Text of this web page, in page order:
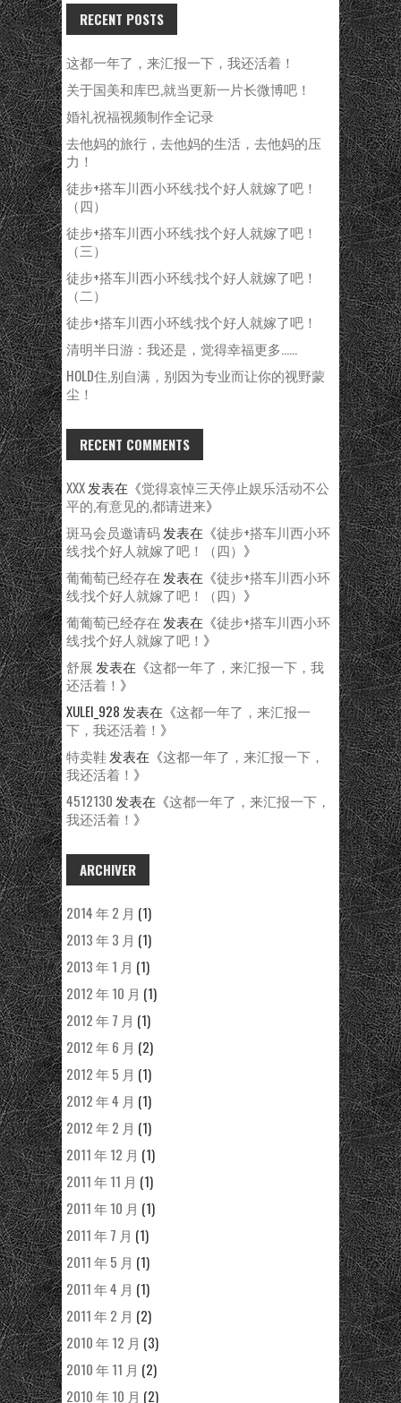
RECENT POSTS
这都一年了，来汇报一下，我还活着！
关于国美和库巴,就当更新一片长微博吧！
婚礼祝福视频制作全记录
去他妈的旅行，去他妈的生活，去他妈的压
力！
徒步+搭车川西小环线:找个好人就嫁了吧！
（四）
徒步+搭车川西小环线:找个好人就嫁了吧！
（三）
徒步+搭车川西小环线:找个好人就嫁了吧！
（二）
徒步+搭车川西小环线:找个好人就嫁了吧！
清明半日游：我还是，觉得幸福更多……
HOLD住,别自满，别因为专业而让你的视野蒙
尘！
RECENT COMMENTS
XXX发表在《觉得哀悼三天停止娱乐活动不公
平的,有意见的,都请进来》
斑马会员邀请码发表在《徒步+搭车川西小环
线:找个好人就嫁了吧！（四） 》
葡葡萄已经存在 发表在《徒步+搭车川西小环
线:找个好人就嫁了吧！（四） 》
葡葡萄已经存在 发表在《徒步+搭车川西小环
线:找个好人就嫁了吧！ 》
舒展 发表在《这都一年了，来汇报一下，我
还活着！ 》
XULEI_928 发表在《这都一年了，来汇报一
下，我还活着！ 》
特卖鞋 发表在《这都一年了，来汇报一下，
我还活着！ 》
4512130 发表在《这都一年了，来汇报一下，
我还活着！ 》
ARCHIVER
2014 年 2 月 (1)
2013 年 3 月 (1)
2013 年 1 月 (1)
2012 年 10 月 (1)
2012 年 7 月 (1)
2012 年 6 月 (2)
2012 年 5 月 (1)
2012 年 4 月 (1)
2012 年 2 月 (1)
2011 年 12 月 (1)
2011 年 11 月 (1)
2011 年 10 月 (1)
2011 年 7 月 (1)
2011 年 5 月 (1)
2011 年 4 月 (1)
2011 年 2 月 (2)
2010 年 12 月 (3)
2010 年 11 月 (2)
2010 年 10 月 (2)